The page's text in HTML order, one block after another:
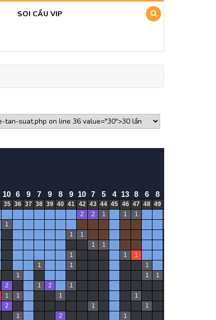
SOI CẦU VIP
10 6 9 7 9 8 9 10 7 5 4 13 8 6 8
35 36 37 38 39 40 41 42 43 44 45 46 47 48 49
2 2 1 1 1
1
1 1
1
1
1 1 1
1 1 1
1 1 1
2 1 2 1
1 1 1
1
2 1
1
1 2
1